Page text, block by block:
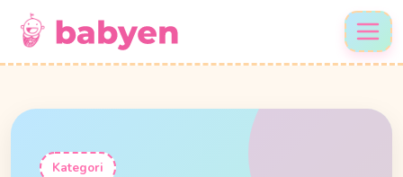
Kategori